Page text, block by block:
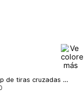
Crop top de tiras cruzadas en posterior